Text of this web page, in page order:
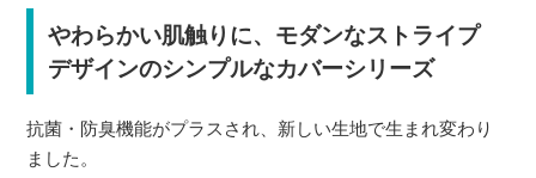
やわらかい肌触りに、モダンなストライプ
デザインのシンプルなカバーシリーズ
抗菌・防臭機能がプラスされ、新しい生地で生まれ変わり
ました。